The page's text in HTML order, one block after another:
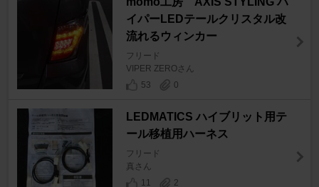
イパーLEDテールクリスタル改
流れるウィンカー
フリード
VIPER ZEROさん
53
0
LEDMATICS ハイブリット用テ
ール移植用ハーネス
フリード
真さん
11
2